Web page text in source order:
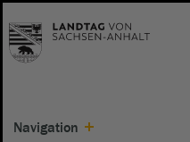
Navigation